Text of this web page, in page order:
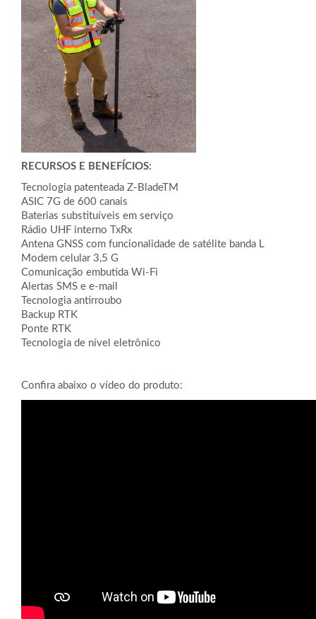
RECURSOS E BENEFÍCIOS:
Tecnologia patenteada Z-BladeTM
ASIC 7G de 600 canais
Baterias substituíveis em serviço
Rádio UHF interno TxRx
Antena GNSS com funcionalidade de satélite banda L
Modem celular 3,5 G
Comunicação embutida Wi-Fi
Alertas SMS e e-mail
Tecnologia antirroubo
Backup RTK
Ponte RTK
Tecnologia de nível eletrônico
Confira abaixo o vídeo do produto: